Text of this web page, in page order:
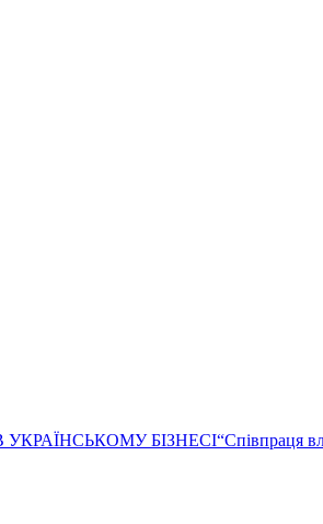
УКРАЇНСЬКОМУ БІЗНЕСІ“Співпраця